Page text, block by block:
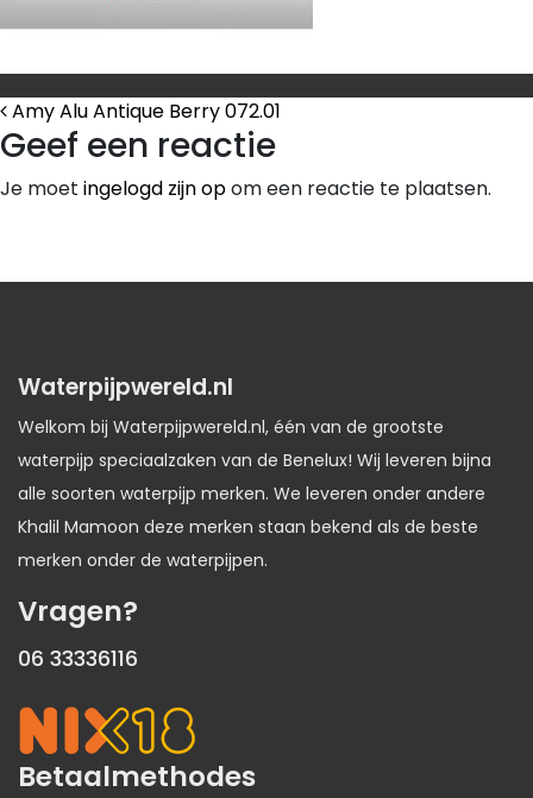
Bericht Navigatie
Amy Alu Antique Berry 072.01
Geef een reactie
Je moet ingelogd zijn opom een reactie te plaatsen.
Waterpijpwereld.nl
Welkom bij Waterpijpwereld.nl, één van de grootste
waterpijp speciaalzaken van de Benelux! Wij leveren bijna
alle soorten waterpijp merken. We leveren onder andere
Khalil Mamoon deze merken staan bekend als de beste
merken onder de waterpijpen.
Vragen?
06 33336116
Betaalmethodes